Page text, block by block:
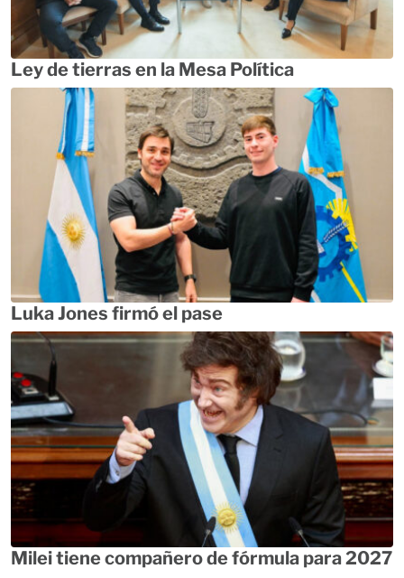
Ley de tierras en la Mesa Política
Luka Jones firmó el pase
Milei tiene compañero de fórmula para 2027